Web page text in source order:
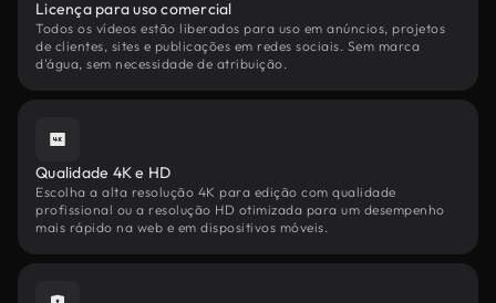
Licença para uso comercial
Todos os vídeos estão liberados para uso em anúncios, projetos
de clientes, sites e publicações em redes sociais. Sem marca
d'água, sem necessidade de atribuição.
Qualidade 4K e HD
Escolha a alta resolução 4K para edição com qualidade
profissional ou a resolução HD otimizada para um desempenho
mais rápido na web e em dispositivos móveis.